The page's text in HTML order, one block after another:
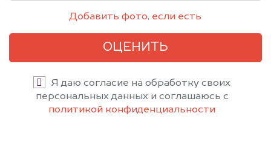
Добавить фото, если есть
ОЦЕНИТЬ
Я даю согласие на обработку своих
персональных данных и соглашаюсь с
политикой конфиденциальности